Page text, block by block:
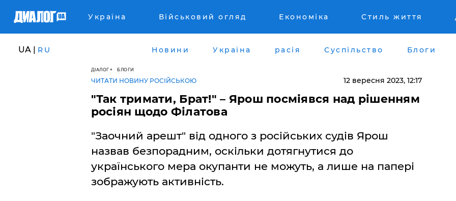
Україна Військовий огляд Економіка Стиль життя
UA | RU Новини Україна расія Суспільство Блоги
ДІАЛОГ БЛОГИ
ЧИТАТИ НОВИНУ РОСІЙСЬКОЮ 12 вересня 2023, 12:17
"Так тримати, Брат!" – Ярош посміявся над рішенням
росіян щодо Філатова
"Заочний арешт" від одного з російських судів Ярош
назвав безпорадним, оскільки дотягнутися до
українського мера окупанти не можуть, а лише на папері
зображують активність.